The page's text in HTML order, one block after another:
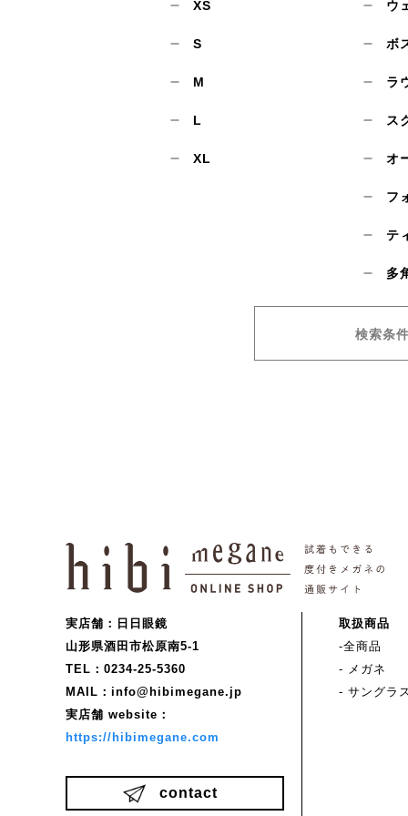
XS
S
M
L
XL
ウ
ボ
ラ
ス
オ
フ
テ
多
検索条
実店舗：日日眼鏡
山形県酒田市松原南5-1
TEL：0234-25-5360
MAIL：info@hibimegane.jp
実店舗 website：
https://hibimegane.com
contact
取扱商品
-全商品
- メガネ
- サングラ